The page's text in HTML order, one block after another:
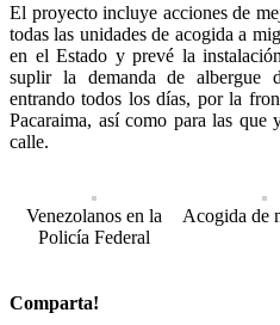
El proyecto incluye acciones de
todas las unidades de acogida a
en el Estado y prevé la
suplir la demanda de albergue
entrando todos los días, por la
Pacaraima, así como para las que
calle.
Venezolanos en la
Policía Federal
Acogida de
Comparta!